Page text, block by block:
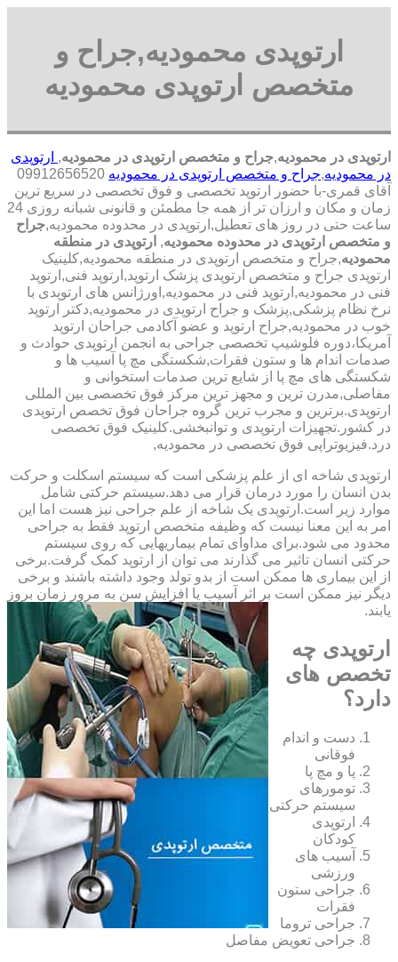
ارتوپدی محمودیه,جراح و
متخصص ارتوپدی محمودیه
ارتوپدی در محمودیه,جراح و متخصص ارتوپدی در محمودیه, ارتوپدی
در محمودیه,جراح و متخصص ارتوپدی در محمودیه 09912656520
آقای قمری-با حضور ارتوپد تخصصی و فوق تخصصی در سریع ترین
زمان و مکان و ارزان تر از همه جا مطمئن و قانونی شبانه روزی 24
ساعت حتی در روز های تعطیل,ارتوپدی در محدوده محمودیه,جراح
و متخصص ارتوپدی در محدوده محمودیه, ارتوپدی در منطقه
محمودیه,جراح و متخصص ارتوپدی در منطقه محمودیه,کلینیک
ارتوپدی جراح و متخصص ارتوپدی پزشک ارتوپد,ارتوپد فنی,ارتوپد
فنی در محمودیه,ارتوپد فنی در محمودیه,اورژانس های ارتوپدی با
نرخ نظام پزشکی,پزشک و جراح ارتوپدی در محمودیه,دکتر ارتوپد
خوب در محمودیه,جراح ارتوپد و عضو آکادمی جراحان ارتوپد
آمریکا،دوره فلوشیپ تخصصی جراحی به انجمن ارتوپدی حوادث و
صدمات اندام ها و ستون فقرات,شکستگی مچ پا آسیب ها و
شکستگی های مچ پا از شایع ترین صدمات استخوانی و
مفاصلی,مدرن ترین و مجهز ترین مرکز فوق تخصصی بین المللی
ارتوپدی.برترین ‏و ‏مجرب ‏ترین ‏گروه ‏جراحان ‏فوق ‏تخصص ‏ارتوپدی
‏در ‏کشور.تجهیزات ارتوپدی و توانبخشی.کلینیک فوق تخصصی
درد.فیزیوتراپی فوق تخصصی در محمودیه,
ارتوپدی شاخه ای از علم پزشکی است که سیستم اسکلت و حرکت
بدن انسان را مورد درمان قرار می دهد.سیستم حرکتی شامل
موارد زیر است.ارتوپدی یک شاخه از علم جراحی نیز هست اما این
امر به این معنا نیست که وظیفه متخصص ارتوپد فقط به جراحی
محدود می شود.برای مداوای تمام بیماریهایی که روی سیستم
حرکتی انسان تاثیر می گذارند می توان از ارتوپد کمک گرفت.برخی
از این بیماری ها ممکن است از بدو تولد وجود داشته باشند و برخی
دیگر نیز ممکن است بر اثر آسیب یا افزایش سن به مرور زمان بروز
یابند.
ارتوپدی چه
تخصص های
دارد؟
دست و اندام
فوقانی
پا و مچ پا
تومورهای
سیستم حرکتی
ارتوپدی
کودکان
آسیب های
ورزشی
جراحی ستون
فقرات
جراحی تروما
جراحی تعویض مفاصل